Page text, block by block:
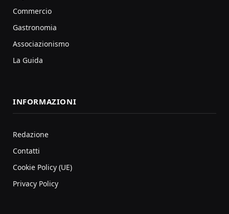
Commercio
Gastronomia
Associazionismo
La Guida
INFORMAZIONI
Redazione
Contatti
Cookie Policy (UE)
Privacy Policy